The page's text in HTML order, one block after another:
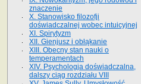
znaczenie
X. Stanowisko filozofji
doświadczalnej wobec intuicyjnej
XI. Spirytyzm
XII. Gienjusz i obłąkanie
XIII. Obecny stan nauki o
temperamentach
XIV. Psychologja doświadczalna,
dalszy ciąg rozdziału VIII